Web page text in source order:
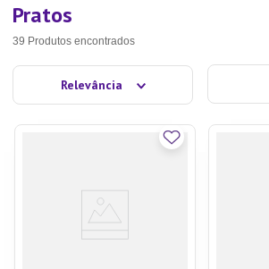
Pratos
39 Produtos
Relevância
3º
Organizadores
Bambu
5º
Prato
Aparelho Jantar
Xicara